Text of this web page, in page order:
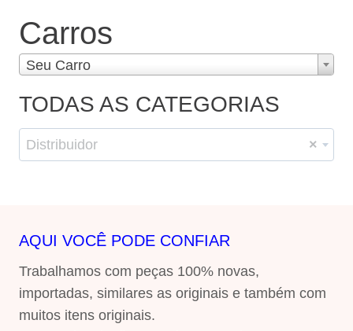
Carros
Seu Carro
TODAS AS CATEGORIAS
×
Distribuidor
AQUI VOCÊ PODE CONFIAR
Trabalhamos com peças 100% novas,
importadas, similares as originais e também com
muitos itens originais.